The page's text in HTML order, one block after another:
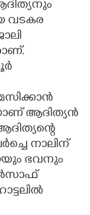
വടകര
ആദിത്യൻ
നാലിന്
ഭവനും